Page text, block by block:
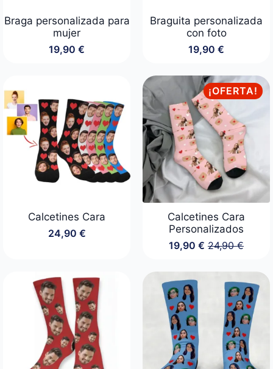
Braga personalizada para
mujer
19,90 €
Braguita personalizada
con foto
19,90 €
Calcetines Cara
24,90 €
¡OFERTA!
Calcetines Cara
Personalizados
24,90€
El
original
24,90 €.
19,90€ El
actual
19,90 €.